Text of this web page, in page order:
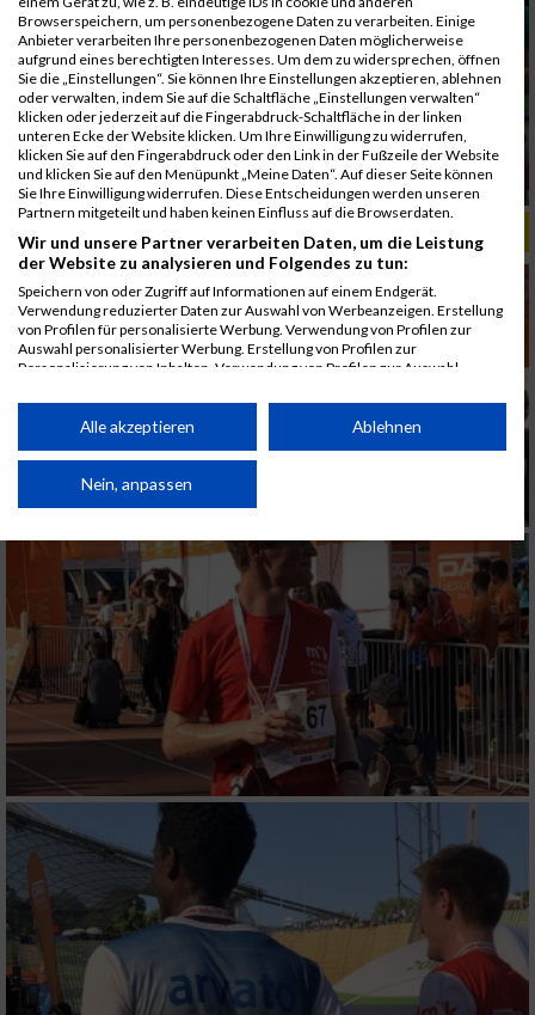
ALBUM B2RUN MÜNCHEN, B2RUN / 16.07.2019
Browserspeichern, um personenbezogene Daten zu verarbeiten. Einige
Anbieter verarbeiten Ihre personenbezogenen Daten möglicherweise
aufgrund eines berechtigten Interesses. Um dem zu widersprechen, öffnen
Sie die „Einstellungen“. Sie können Ihre Einstellungen akzeptieren, ablehnen
oder verwalten, indem Sie auf die Schaltfläche „Einstellungen verwalten“
klicken oder jederzeit auf die Fingerabdruck-Schaltfläche in der linken
unteren Ecke der Website klicken. Um Ihre Einwilligung zu widerrufen,
klicken Sie auf den Fingerabdruck oder den Link in der Fußzeile der Website
und klicken Sie auf den Menüpunkt „Meine Daten“. Auf dieser Seite können
Sie Ihre Einwilligung widerrufen. Diese Entscheidungen werden unseren
Partnern mitgeteilt und haben keinen Einfluss auf die Browserdaten.
Wir und unsere Partner verarbeiten Daten, um die Leistung
der Website zu analysieren und Folgendes zu tun:
Speichern von oder Zugriff auf Informationen auf einem Endgerät.
Verwendung reduzierter Daten zur Auswahl von Werbeanzeigen. Erstellung
von Profilen für personalisierte Werbung. Verwendung von Profilen zur
Auswahl personalisierter Werbung. Erstellung von Profilen zur
Personalisierung von Inhalten. Verwendung von Profilen zur Auswahl
Performance von Inhalten. Analyse von Zielgruppen durch Statistiken oder
Kombinationen von Daten aus verschiedenen Quellen. Entwicklung und
von Inhalten.
Daten können außerhalb der Europäischen Union weitergegeben und in die
Partnerliste anzeigen (1 IAB-Anbieter)
Wir nutzen Ihre Daten für folgende Zwecke:
IAB-Verarbeitungszwecke:
Speichern von oder Zugriff auf Informationen
auf einem Endgerät
Verwendung reduzierter Daten zur Auswahl
von Werbeanzeigen
Erstellung von Profilen für personalisierte
Verwendung von Profilen zur Auswahl
personalisierter Werbung
Erstellung von Profilen zur Personalisierung
Alle akzeptieren Ablehnen
Nein, anpassen